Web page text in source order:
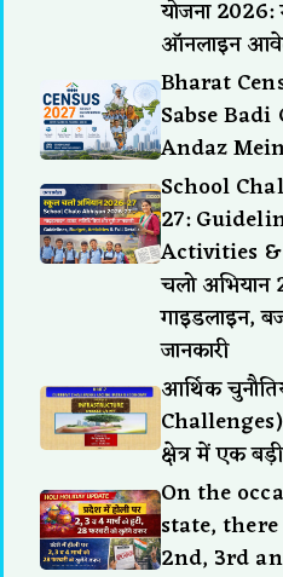
योजना 2026:
ऑनलाइन
Bharat
Sabse
Andaz
School
27:
Activities
चलो
गाइडलाइन,
जानकारी
आर्थिक
क्षेत्र में एक
On the
state,
2nd, 3rd